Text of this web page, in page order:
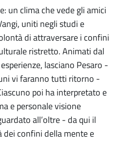
un clima che vede gli amici
uniti negli studi e
di attraversare i confini
ristretto. Animati dal
lasciano Pesaro -
vi faranno tutti ritorno -
poi ha interpretato e
e personale visione
all’oltre - da qui il
dei confini della mente e